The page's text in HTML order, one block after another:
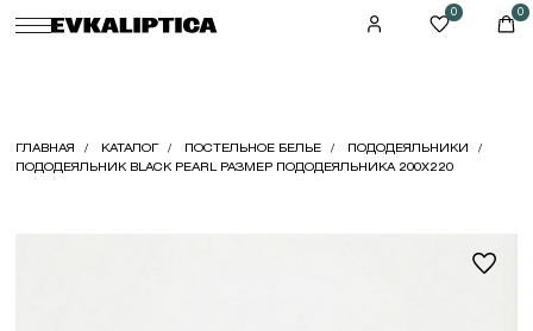
0 0
ГЛАВНАЯ КАТАЛОГ ПОСТЕЛЬНОЕ БЕЛЬЕ
ПОДОДЕЯЛЬНИКИ
ПОДОДЕЯЛЬНИК BLACK PEARL РАЗМЕР ПОДОДЕЯЛЬНИКА 200X220